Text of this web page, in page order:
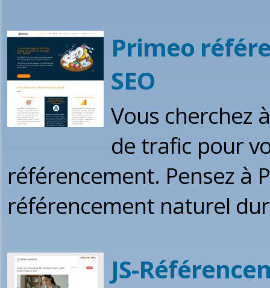
Primeo
SEO
Vous cherchez
de trafic pour
référencement. Pensez à
référencement naturel
JS-